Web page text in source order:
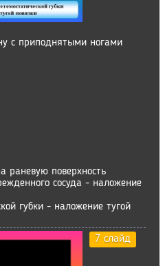
с приподнятыми ногами
раневую поверхность
сосуда - наложение
губки - наложение тугой
7 слайд